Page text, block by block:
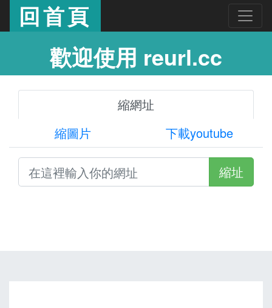
回首頁
歡迎使用 reurl.cc
縮網址
縮圖片
下載youtube
縮址